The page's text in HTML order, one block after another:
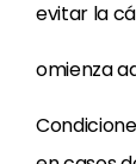
evitar la
omienza